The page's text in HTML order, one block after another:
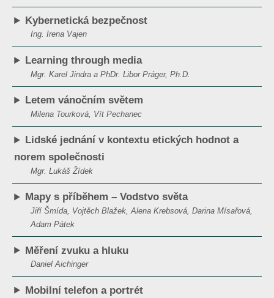
Kybernetická bezpečnost
Ing. Irena Vajen
Learning through media
Mgr. Karel Jindra a PhDr. Libor Práger, Ph.D.
Letem vánočním světem
Milena Tourková, Vít Pechanec
Lidské jednání v kontextu etických hodnot a
norem společnosti
Mgr. Lukáš Žídek
Mapy s příběhem – Vodstvo světa
Jiří Šmída, Vojtěch Blažek, Alena Krebsová, Darina Mísařová,
Adam Pátek
Měření zvuku a hluku
Daniel Aichinger
Mobilní telefon a portrét